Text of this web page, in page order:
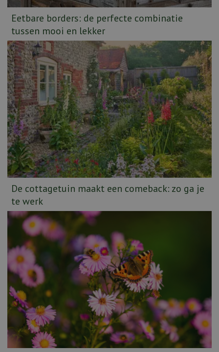
Eetbare borders: de perfecte combinatie
tussen mooi en lekker
De cottagetuin maakt een comeback: zo ga je
te werk